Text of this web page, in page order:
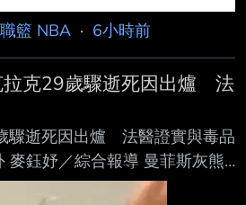
籃 NBA · 6小時前
拉克29歲驟逝死因出爐 法
驟逝死因出爐 法醫證實與毒品
麥鈺妤／綜合報導 曼菲斯灰熊
Clarke）今年5月驟逝，